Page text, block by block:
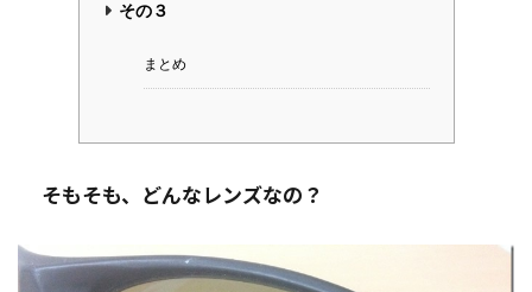
その３
まとめ
そもそも、どんなレンズなの？